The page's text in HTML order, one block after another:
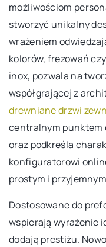
możliwościom
stworzyć unikalny
wrażeniem
kolorów, frezowań
inox, pozwala na
współgrającej z
drewniane drzwi
centralnym punktem
oraz podkreśla
konfiguratorowi
prostym i
Dostosowane do
wspierają wyrażenie
dodają prestiżu.